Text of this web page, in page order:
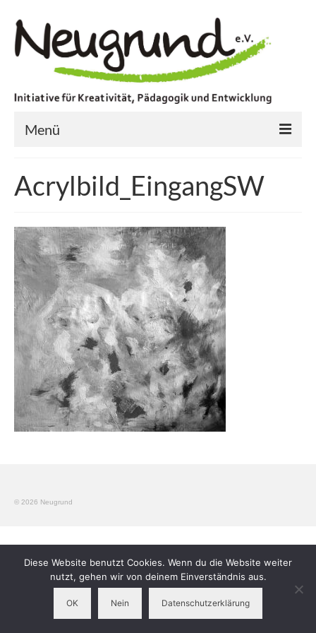
Menü
Aktuell
Aktionen
Kreatives Handeln
Konzerte und Ausstellung
Videoprojekte
Workshops
Elterngruppen
Verein
Kontakt
Acrylbild_EingangSW
© 2026 Neugrund
Diese Website benutzt Cookies. Wenn du die Website weiter
nutzt, gehen wir von deinem Einverständnis aus.
OK Nein Datenschutzerklärung